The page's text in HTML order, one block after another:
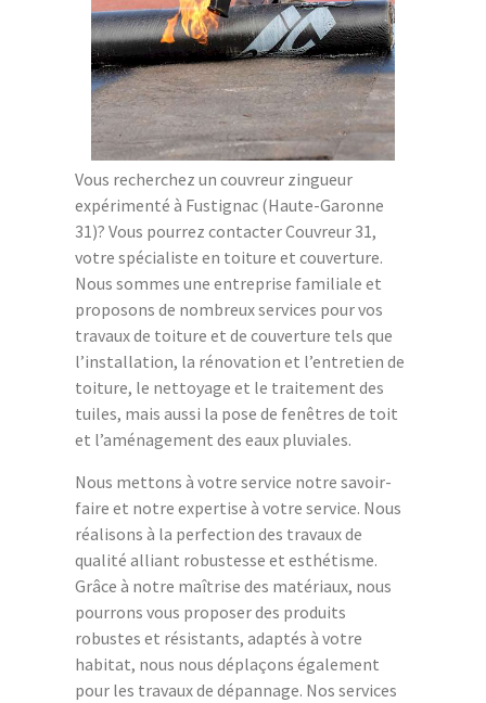
Vous recherchez un couvreur zingueur
expérimenté à Fustignac (Haute-Garonne
31)? Vous pourrez contacter Couvreur 31,
votre spécialiste en toiture et couverture.
Nous sommes une entreprise familiale et
proposons de nombreux services pour vos
travaux de toiture et de couverture tels que
l’installation, la rénovation et l’entretien de
toiture, le nettoyage et le traitement des
tuiles, mais aussi la pose de fenêtres de toit
et l’aménagement des eaux pluviales.
Nous mettons à votre service notre savoir-
faire et notre expertise à votre service. Nous
réalisons à la perfection des travaux de
qualité alliant robustesse et esthétisme.
Grâce à notre maîtrise des matériaux, nous
pourrons vous proposer des produits
robustes et résistants, adaptés à votre
habitat, nous nous déplaçons également
pour les travaux de dépannage. Nos services